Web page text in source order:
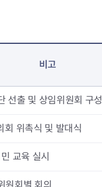
비고
선출 및 상임위원회 구성
회 위촉식 및 발대식
교육 실시